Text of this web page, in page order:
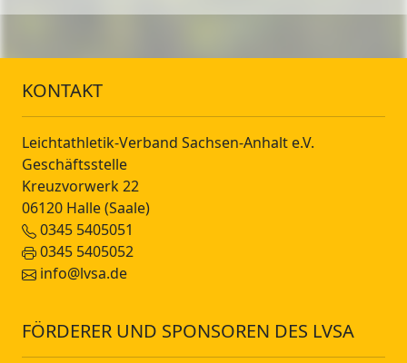
KONTAKT
Leichtathletik-Verband Sachsen-Anhalt e.V.
Geschäftsstelle
Kreuzvorwerk 22
06120 Halle (Saale)
0345 5405051
0345 5405052
info@lvsa.de
FÖRDERER UND SPONSOREN DES LVSA